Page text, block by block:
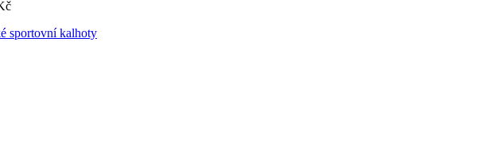
sportovní kalhoty